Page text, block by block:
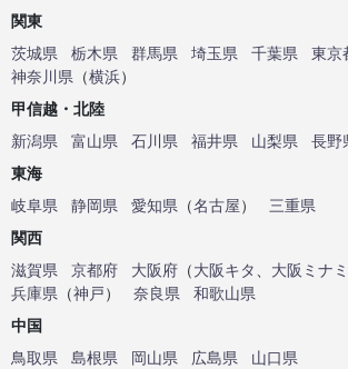
関東
茨城県
栃木県 群馬県 埼玉県 千葉県
東京
神奈川県 （横浜）
甲信越・北陸
新潟県
富山県 石川県 福井県 山梨県
長野
東海
岐阜県
静岡県 愛知県 （名古屋）
三重県
関西
滋賀県
京都府 大阪府 （大阪キタ 大阪ミナミ
兵庫県 （神戸） 奈良県
和歌山県
中国
鳥取県
島根県 岡山県 広島県
山口県